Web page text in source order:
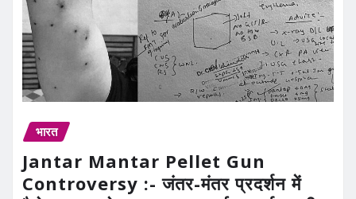
भारत
Jantar Mantar Pellet Gun
Controversy :- जंतर-मंतर प्रदर्शन में